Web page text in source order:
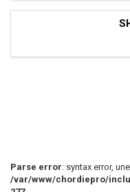
Parse error: syntax error,
/var/www/chordiepro/